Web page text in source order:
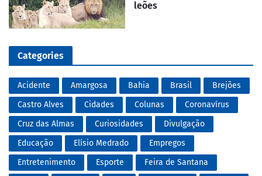
leões
Categories
Acidente Amargosa Bahia Brasil
Brejões
Castro Alves
Cidades Colunas
Coronavírus
Cruz das Almas
Curiosidades
Divulgação
Educação
Elísio Medrado
Empregos
Entretenimento
Esporte
Feira de Santana